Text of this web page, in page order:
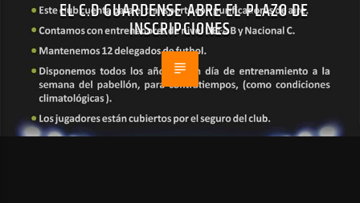
EL C.D GUARDENSE ABRE EL PLAZO DE
INSCRIPCIONES